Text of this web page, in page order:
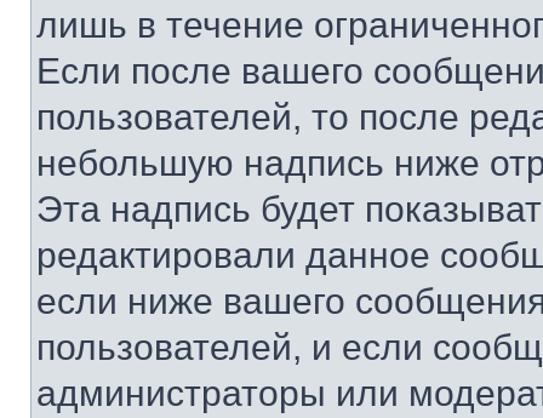
лишь в течение
Если после вашего
пользователей, то после
небольшую надпись ниже
Эта надпись будет
редактировали данное
если ниже вашего
пользователей, и если
администраторы или